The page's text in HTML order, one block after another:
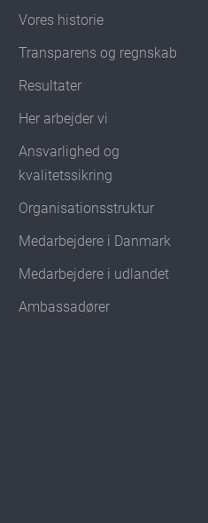
Vores historie
Transparens og regnskab
Resultater
Her arbejder vi
Ansvarlighed og
kvalitetssikring
Organisationsstruktur
Medarbejdere i Danmark
Medarbejdere i udlandet
Ambassadører